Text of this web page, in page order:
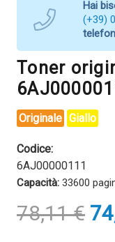
Hai
(+39)
Toner
Originale Giallo
Codice:
6AJ00000111
Capacità: 33600
78,11€ Il